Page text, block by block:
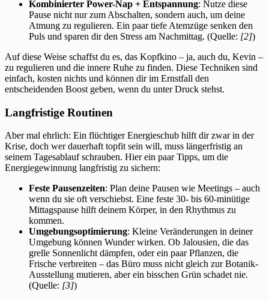
Kombinierter Power-Nap + Entspannung: Nutze diese
Pause nicht nur zum Abschalten, sondern auch, um deine
Atmung zu regulieren. Ein paar tiefe Atemzüge senken den
Puls und sparen dir den Stress am Nachmittag. (Quelle: [2])
Auf diese Weise schaffst du es, das Kopfkino – ja, auch du, Kevin –
zu regulieren und die innere Ruhe zu finden. Diese Techniken sind
einfach, kosten nichts und können dir im Ernstfall den
entscheidenden Boost geben, wenn du unter Druck stehst.
Langfristige Routinen
Aber mal ehrlich: Ein flüchtiger Energieschub hilft dir zwar in der
Krise, doch wer dauerhaft topfit sein will, muss längerfristig an
seinem Tagesablauf schrauben. Hier ein paar Tipps, um die
Energiegewinnung langfristig zu sichern:
Feste Pausenzeiten: Plan deine Pausen wie Meetings – auch
wenn du sie oft verschiebst. Eine feste 30- bis 60-minütige
Mittagspause hilft deinem Körper, in den Rhythmus zu
kommen.
Umgebungsoptimierung: Kleine Veränderungen in deiner
Umgebung können Wunder wirken. Ob Jalousien, die das
grelle Sonnenlicht dämpfen, oder ein paar Pflanzen, die
Frische verbreiten – das Büro muss nicht gleich zur Botanik-
Ausstellung mutieren, aber ein bisschen Grün schadet nie.
(Quelle: [3])